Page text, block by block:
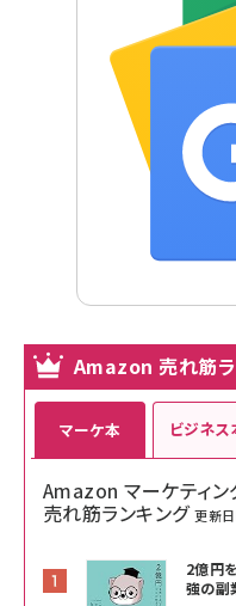
Amazon 売れ筋
マーケ本
Amazon マーケティン
売れ筋ランキング 更新
2億円
強の副
ビジネス